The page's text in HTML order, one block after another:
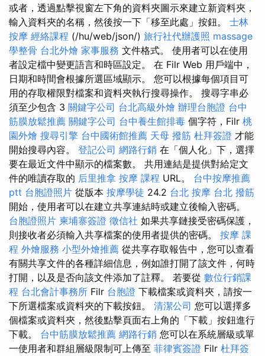
或者，透過點擊視窗左下角的資料夾圖示來建立新資料夾，
輸入資料夾的名稱，然後按一下「移至此處」按鈕。 士林
按摩 經絡課程 (/hu/web/json/) 旅行社代辦護照 massage
學整骨 台北外燴 家事服務 文件格式。 使用者可以在使用
者設定檔中變更語言和時區設定。 在 Filr Web 用戶端中，
日期和時間會根據所選區域顯示。 您可以根據每個項目可
用的存取權限對檔案和資料夾執行搜尋操作。 搜尋字串必
須至少包含 3 關鍵字公司 台北高級外燴 辦理台胞證 台中
筋膜放鬆推薦 關鍵字公司 台中養生館排毒 個字符，Filr 桃
園外燴 搜尋引擎 台中國術館推薦 天母 撥筋 杜拜簽證 才能
開始搜尋內容。 登記公司 網路行銷 在「個人化」下，選擇
要在最近文件中顯示的檔案數。 共用連結是提供對給定文
件的唯讀存取的 后里推拿 按摩 課程 URL。 台中按摩推薦
ptt 台胞證照片 從版本 按摩學徒 24.2 台北 按摩 台北 撥筋
開始，使用者可以在建立共享連結時或建立後輸入密碼。
台胞證照片 柬埔寨簽證 徵信社 如果共享鏈接受密碼保護，
則接收者必須輸入共享檔案的使用者提供的密碼。 按摩 課
程 外燴服務 小型外燴推薦 從共享存取報告中，您可以查看
有關共享文件的各種詳細信息，例如誰打開了該文件，何時
打開，以及是否向該文件添加了註釋。 若要從 數位行銷課
程 台北會計事務所 Filr 台胞證 下載檔案或資料夾，請按一
下所選檔案或資料夾的下載按鈕。 清潔公司 您可以選擇多
個檔案或資料夾，然後點擊頁面右上角的「下載」按鈕進行
下載。 台中筋膜放鬆推薦 網路行銷 您可以在系統層級或單
一使用者和群組層級限制可上傳至 菲律賓簽證 Filr 杜拜簽